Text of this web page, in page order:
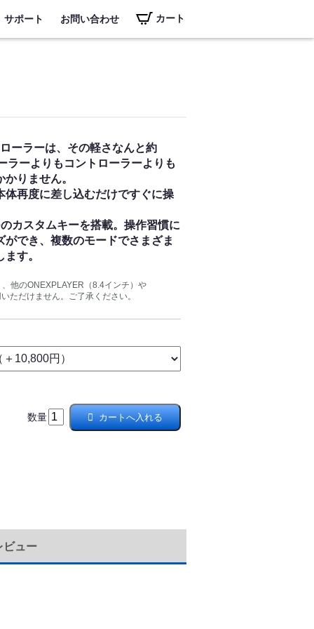
サポート お問い合わせ カート
ーラーは、その軽さなんと約
ーよりもコントローラーよりも
りません。
体再度に差し込むだけですぐに操
カスタムキーを搭載。操作習慣に
でき、複数のモードでさまざま
す。
他のONEXPLAYER（8.4インチ）や
ただけません。ご了承ください。
数量
ビュー